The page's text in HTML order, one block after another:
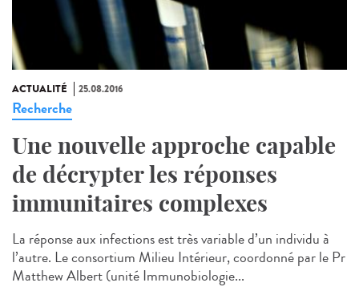
ACTUALITÉ 25.08.2016
Recherche
Une nouvelle approche capable
de décrypter les réponses
immunitaires complexes
La réponse aux infections est très variable d’un individu à
l’autre. Le consortium Milieu Intérieur, coordonné par le Pr
Matthew Albert (unité Immunobiologie...